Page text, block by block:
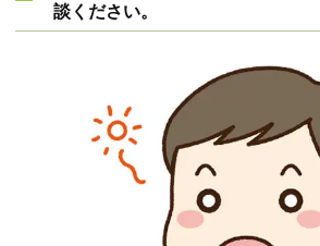
談ください。